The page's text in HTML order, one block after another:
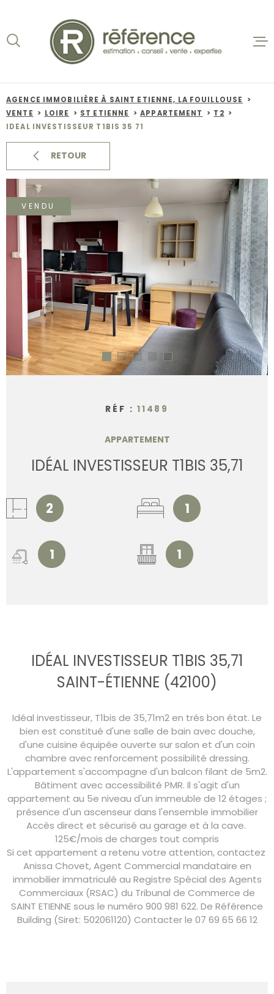
la
recherche
menu
principal
contenu
ACCUEIL
VENTES
BIENS
NOS
ALERTE
CONTACT
AGENCE IMMOBILIÈRE À SAINT ETIENNE, LA FOUILLOUSE
VENTE
LOIRE ST ETIENNE APPARTEMENT
T2
IDEAL INVESTISSEUR T1BIS 35 71
RETOUR
VENDU
RÉF :11489
APPARTEMENT
IDÉAL INVESTISSEUR T1BIS 35,71
2 1
1 1
IDÉAL INVESTISSEUR T1BIS 35,71
SAINT-ÉTIENNE (42100)
Idéal investisseur, T1bis de 35,71m2 en trés bon état. Le
bien est constitué d'une salle de bain avec douche,
d'une cuisine équipée ouverte sur salon et d'un coin
chambre avec renforcement possibilité dressing.
L'appartement s'accompagne d'un balcon filant de 5m2.
Bâtiment avec accessibilité PMR. Il s'agit d'un
appartement au 5e niveau d'un immeuble de 12 étages ;
présence d'un ascenseur dans l'ensemble immobilier
Accès direct et sécurisé au garage et à la cave.
125€/mois de charges tout compris
Si cet appartement a retenu votre attention, contactez
Anissa Chovet, Agent Commercial mandataire en
immobilier immatriculé au Registre Spécial des Agents
Commerciaux (RSAC) du Tribunal de Commerce de
SAINT ETIENNE sous le numéro 900 981 622. De Référence
Building (Siret: 502061120) Contacter le 07 69 65 66 12